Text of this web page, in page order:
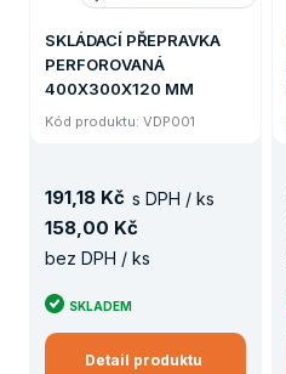
SKLÁDACÍ PŘEPRAVKA
PERFOROVANÁ
400X300X120 MM
Kód produktu: VDP001
191,18 Kč s DPH / ks
158 00 Kč
bez DPH / ks
SKLADEM
Detail produktu